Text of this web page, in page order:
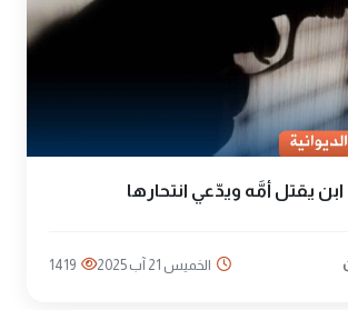
ابن يقتل أمَّه ويدّعي انتحارها
الخميس 21 آب 2025 1419